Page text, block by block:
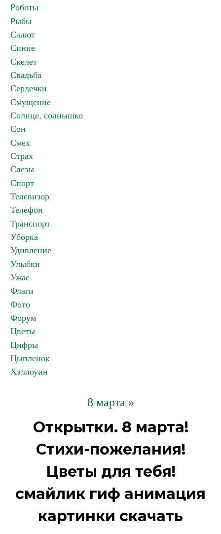
Роботы
Рыбы
Салют
Синие
Скелет
Свадьба
Сердечки
Смущение
Солнце, солнышко
Сон
Смех
Страх
Слезы
Спорт
Телевизор
Телефон
Транспорт
Уборка
Удивление
Улыбки
Ужас
Флаги
Фото
Форум
Цветы
Цифры
Цыпленок
Хэллоуин
8 марта »
Открытки. 8 марта!
Стихи-пожелания!
Цветы для тебя!
смайлик гиф анимация
картинки скачать